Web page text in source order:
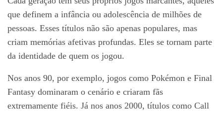
que definem a infância ou adolescência de milhões de
pessoas. Esses títulos não são apenas populares, mas
criam memórias afetivas profundas. Eles se tornam parte
da identidade de quem os jogou.
Nos anos 90, por exemplo, jogos como Pokémon e Final
Fantasy dominaram o cenário e criaram fãs
extremamente fiéis. Já nos anos 2000, títulos como Call